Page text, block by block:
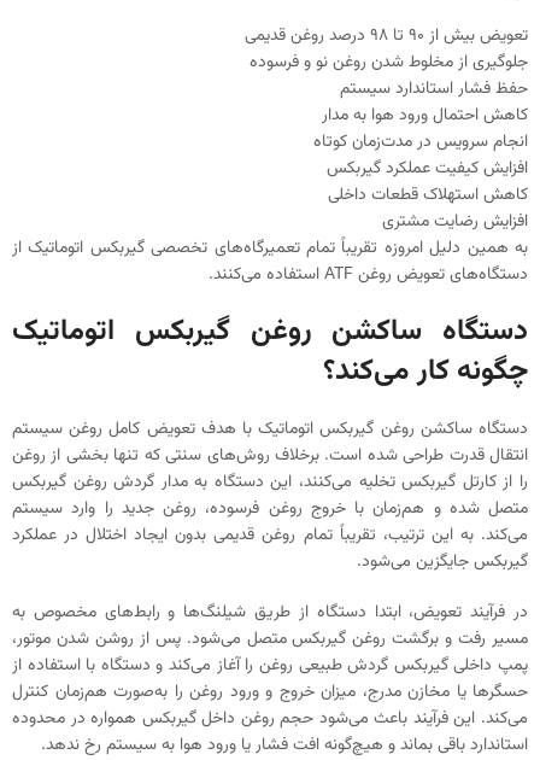
تعویض بیش از ۹۰ تا ۹۸ درصد روغن قدیمی
جلوگیری از مخلوط شدن روغن نو و فرسوده
حفظ فشار استاندارد سیستم
کاهش احتمال ورود هوا به مدار
انجام سرویس در مدت‌زمان کوتاه
افزایش کیفیت عملکرد گیربکس
کاهش استهلاک قطعات داخلی
افزایش رضایت مشتری
به همین دلیل امروزه تقریباً تمام تعمیرگاه‌های تخصصی گیربکس اتوماتیک از
دستگاه‌های تعویض روغن ATF استفاده می‌کنند.
دستگاه ساکشن روغن گیربکس اتوماتیک
چگونه کار می‌کند؟
دستگاه ساکشن روغن گیربکس اتوماتیک با هدف تعویض کامل روغن سیستم
انتقال قدرت طراحی شده است. برخلاف روش‌های سنتی که تنها بخشی از روغن
را از کارتل گیربکس تخلیه می‌کنند، این دستگاه به مدار گردش روغن گیربکس
متصل شده و هم‌زمان با خروج روغن فرسوده، روغن جدید را وارد سیستم
می‌کند. به این ترتیب، تقریباً تمام روغن قدیمی بدون ایجاد اختلال در عملکرد
گیربکس جایگزین می‌شود.
در فرآیند تعویض، ابتدا دستگاه از طریق شیلنگ‌ها و رابط‌های مخصوص به
مسیر رفت و برگشت روغن گیربکس متصل می‌شود. پس از روشن شدن موتور،
پمپ داخلی گیربکس گردش طبیعی روغن را آغاز می‌کند و دستگاه با استفاده از
حسگرها یا مخازن مدرج، میزان خروج و ورود روغن را به‌صورت هم‌زمان کنترل
می‌کند. این فرآیند باعث می‌شود حجم روغن داخل گیربکس همواره در محدوده
استاندارد باقی بماند و هیچ‌گونه افت فشار یا ورود هوا به سیستم رخ ندهد.